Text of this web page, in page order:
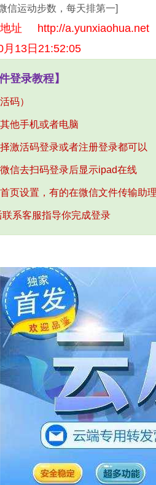
信运动步数，每天排第一]
地址 http://a.yunxiaohua.net
13日21:52:05
登录教程】
码）
他手机或者电脑
激活码登录或者注册登录都可以
信去扫码登录后显示ipad在线
页设置，有的在微信文件传输助
系客服指导你完成登录